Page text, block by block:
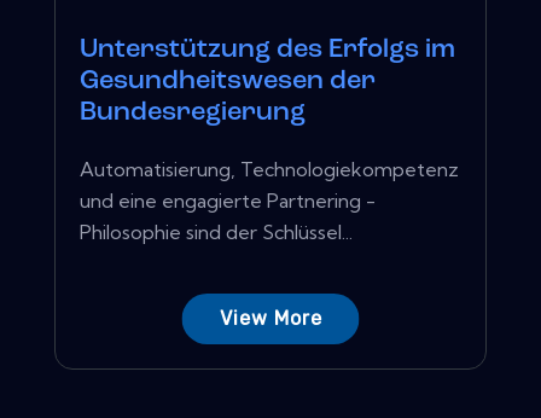
Unterstützung des Erfolgs im
Gesundheitswesen der
Bundesregierung
Automatisierung, Technologiekompetenz
und eine engagierte Partnering -
Philosophie sind der Schlüssel...
View More